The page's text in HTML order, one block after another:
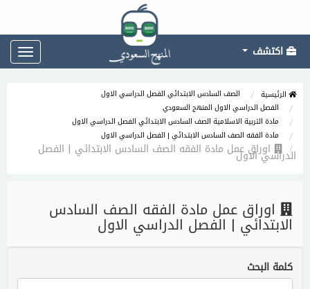
اكتشف
الرئيسية
الصف السادس الابتدائي الفصل الدراسي الاول
الفصل الدراسي الاول المنهج السعودي
مادة التربية الاسلامية الصف السادس الابتدائي الفصل الدراسي الاول
مادة الفقه الصف السادس الابتدائي | الفصل الدراسي الاول
اوراق عمل مادة الفقه الصف السادس الابتدائي | الفصل
الدراسي الاول
اوراق عمل مادة الفقه الصف السادس
الابتدائي | الفصل الدراسي الاول
كلمة البحث